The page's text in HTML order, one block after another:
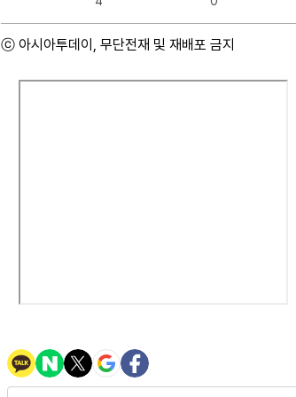
ⓒ 아시아투데이, 무단전재 및 재배포 금지